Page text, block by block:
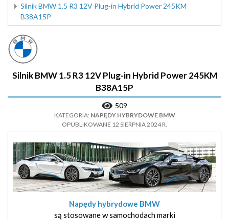
Silnik BMW 1.5 R3 12V Plug-in Hybrid Power 245KM
B38A15P
Silnik BMW 1.5 R3 12V Plug-in Hybrid Power 245KM
B38A15P
509
KATEGORIA: NAPĘDY HYBRYDOWE BMW
OPUBLIKOWANE 12 SIERPNIA 2024 R.
Napędy hybrydowe BMW
są stosowane w samochodach marki